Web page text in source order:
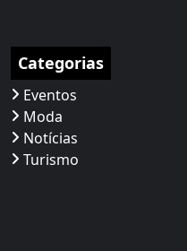
Categorias
Eventos
Moda
Notícias
Turismo